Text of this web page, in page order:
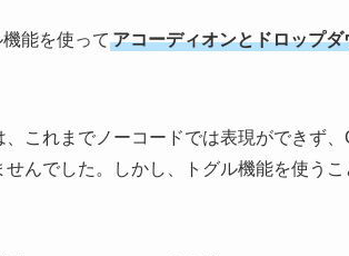
能を使って アコーディオンとドロップ
これまでノーコードでは表現ができず
んでした。しかし、トグル機能を使う